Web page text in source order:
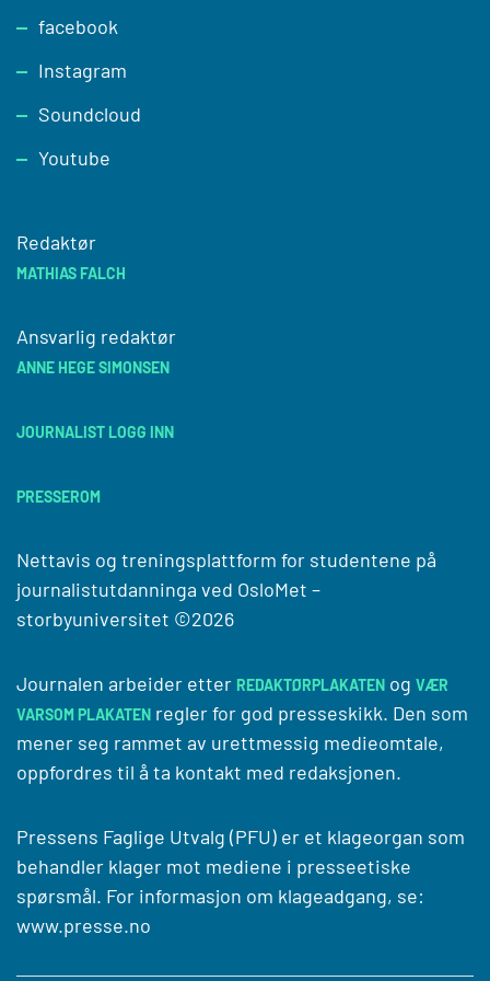
facebook
Instagram
Soundcloud
Youtube
Redaktør
MATHIAS FALCH
Ansvarlig redaktør
ANNE HEGE SIMONSEN
JOURNALIST LOGG INN
PRESSEROM
Nettavis og treningsplattform for studentene på
journalistutdanninga ved OsloMet –
storbyuniversitet ©2026
Journalen arbeider etter REDAKTØRPLAKATEN og VÆR
VARSOM PLAKATEN regler for god presseskikk. Den som
mener seg rammet av urettmessig medieomtale,
oppfordres til å ta kontakt med redaksjonen.
Pressens Faglige Utvalg (PFU) er et klageorgan som
behandler klager mot mediene i presseetiske
spørsmål. For informasjon om klageadgang, se:
www.presse.no